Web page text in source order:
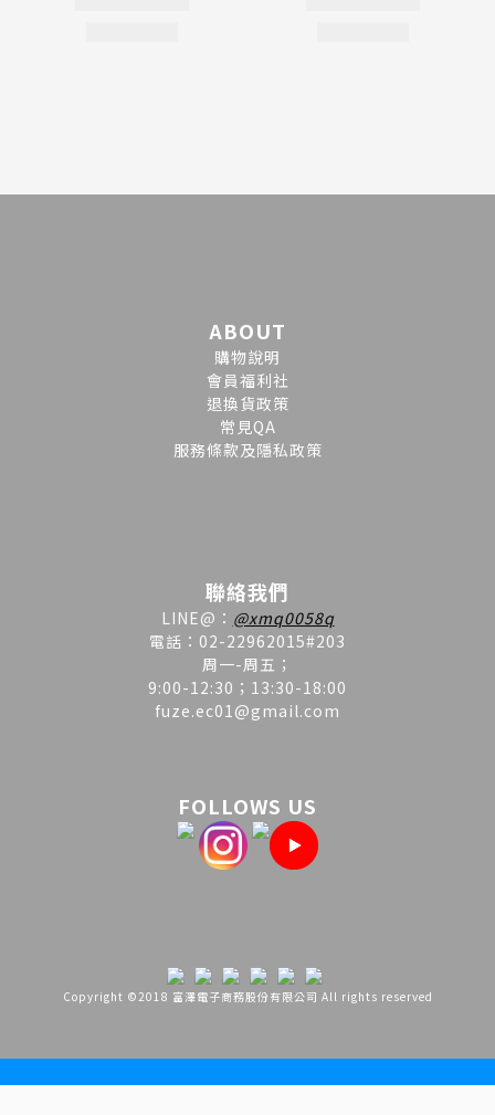
ABOUT
購物說明
會員福利社
退換貨政策
常見QA
服務條款及隱私政策
聯絡我們
LINE@ ： @xmq0058q
電話：02-22962015#203
周一-周五；
9:00-12:30；13:30-18:00
fuze.ec01@gmail.com
FOLLOWS US
Copyright ©2018 富澤電子商務股份有限公司 All rights reserved